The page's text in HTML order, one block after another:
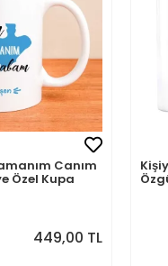
Canım
Özel Kupa
449,00 TL